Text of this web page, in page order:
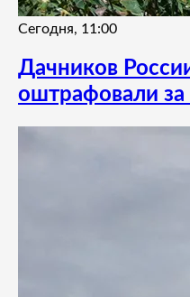
Сегодня, 11:00
Дачников
оштрафовали